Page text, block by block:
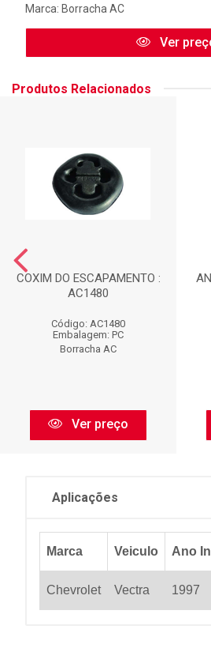
Marca: Borracha AC
Ver
Produtos Relacionados
COXIM DO ESCAPAMENTO :
AC1480
Código: AC1480
Embalagem: PC
Borracha AC
Ver preço
Aplicações
Marca Veiculo Ano
Chevrolet Vectra 1997